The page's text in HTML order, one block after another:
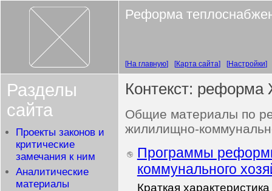
Реформа
На главную Карта сайта Настройки
Разделы
сайта
Проекты законов и
критические
замечания к ним
Аналитические
материалы
Контекст:
Общие материалы по
жилилищно-
Программы
коммунального
Краткая